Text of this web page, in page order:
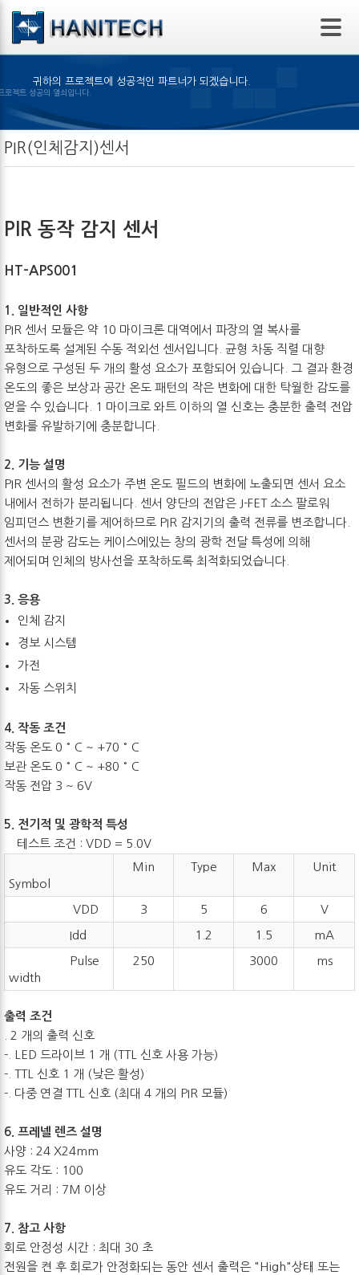
본문 바로가기
귀하의 프로젝트에 성공적인 파트너가 되겠습니다.
은 제품의 선택은 프로젝트 성공의 열쇠입니다.
PIR(인체감지)센서
PIR 동작 감지 센서
HT-APS001
1. 일반적인 사항
PIR 센서 모듈은 약 10 마이크론 대역에서 파장의 열 복사를
포착하도록 설계된 수동 적외선 센서입니다. 균형 차동 직렬 대향
유형으로 구성된 두 개의 활성 요소가 포함되어 있습니다. 그 결과 환경
온도의 좋은 보상과 공간 온도 패턴의 작은 변화에 대한 탁월한 감도를
얻을 수 있습니다. 1 마이크로 와트 이하의 열 신호는 충분한 출력 전압
변화를 유발하기에 충분합니다.
2. 기능 설명
PIR 센서의 활성 요소가 주변 온도 필드의 변화에 ​​노출되면 센서 요소
내에서 전하가 분리됩니다. 센서 양단의 전압은 J-FET 소스 팔로워
임피던스 변환기를 제어하므로 PIR 감지기의 출력 전류를 변조합니다.
센서의 분광 감도는 케이스에있는 창의 광학 전달 특성에 의해
제어되며 인체의 방사선을 포착하도록 최적화되었습니다.
3. 응용
인체 감지
경보 시스템
가전
자동 스위치
4. 작동 조건
작동 온도 0 ° C ~ +70 ° C
보관 온도 0 ° C ~ +80 ° C
작동 전압 3 ~ 6V
5. 전기적 및 광학적 특성
테스트 조건 : VDD = 5.0V
Symbol
Min Type Max Unit
VDD 3 5 6 V
Idd 1.2 1.5 mA
Pulse
width
250 3000 ms
출력 조건
. 2 개의 출력 신호
-. LED 드라이브 1 개 (TTL 신호 사용 가능)
-. TTL 신호 1 개 (낮은 활성)
-. 다중 연결 TTL 신호 (최대 4 개의 PIR 모듈)
6. 프레넬 렌즈 설명
사양 : 24 X24mm
유도 각도 : 100
유도 거리 : 7M 이상
7. 참고 사항
회로 안정성 시간 : 최대 30 초
전원을 켠 후 회로가 안정화되는 동안 센서 출력은 "High"상태 또는